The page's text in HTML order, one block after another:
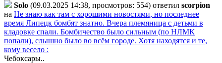
Solo (09.03.2025 14:38, просмотров: 554) ответил scorpion
на Не знаю как там с хорошими новостями, но последнее
время Липецк бомбят знатно. Вчера племяница с детьми в
кладовке спали. Бомбичество было сильным (по НЛМК
попали), слышно было во всём городе. Хотя находятся и те,
кому весело :
Чебоксары..